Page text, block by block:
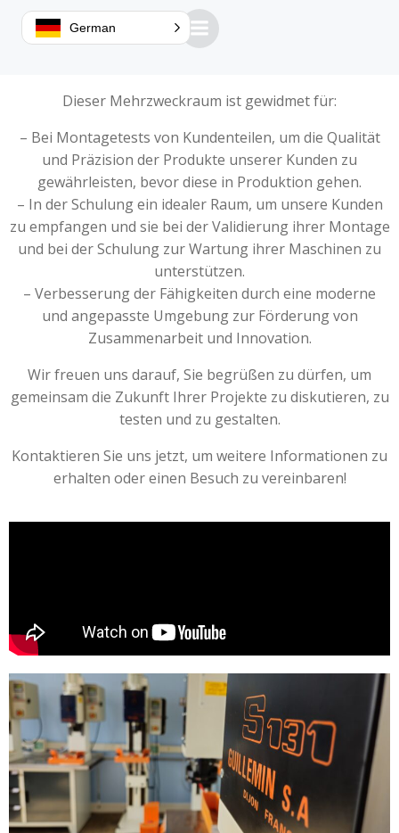
Wir freuen uns, die Eröffnung unseres brandneuen
Testraums bekannt zu geben, der auf die Bedürfnisse
Dieser Mehrzweckraum ist gewidmet für:
– Bei Montagetests von Kundenteilen, um die Qualität
und Präzision der Produkte unserer Kunden zu
gewährleisten, bevor diese in Produktion gehen.
– In der Schulung ein idealer Raum, um unsere Kunden
zu empfangen und sie bei der Validierung ihrer Montage
und bei der Schulung zur Wartung ihrer Maschinen zu
unterstützen.
– Verbesserung der Fähigkeiten durch eine moderne
und angepasste Umgebung zur Förderung von
Zusammenarbeit und Innovation.
Wir freuen uns darauf, Sie begrüßen zu dürfen, um
gemeinsam die Zukunft Ihrer Projekte zu diskutieren, zu
testen und zu gestalten.
Kontaktieren Sie uns jetzt, um weitere Informationen zu
erhalten oder einen Besuch zu vereinbaren!
German